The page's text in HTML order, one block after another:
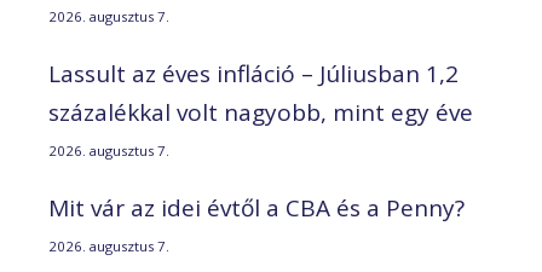
2026. augusztus 7.
Lassult az éves infláció – Júliusban 1,2
százalékkal volt nagyobb, mint egy éve
2026. augusztus 7.
Mit vár az idei évtől a CBA és a Penny?
2026. augusztus 7.